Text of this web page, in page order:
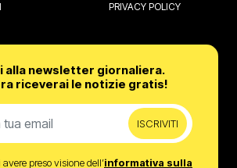
PRIVACY POLICY
alla newsletter giornaliera.
riceverai le notizie gratis!
ISCRIVITI
preso visione dell’informativa sulla